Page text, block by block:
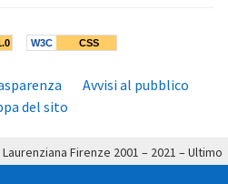
W3C CSS
Avvisi al pubblico
del sito
Firenze 2001 – 2021 – Ultimo